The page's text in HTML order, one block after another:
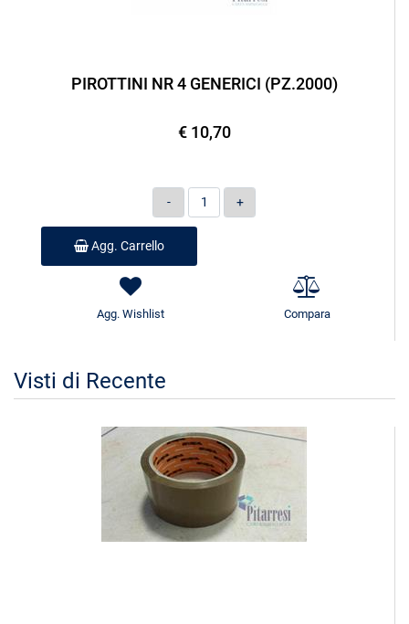
PIROTTINI NR 4 GENERICI (PZ.2000)
€ 10,70
Quantità
Agg. Carrello
Agg. Wishlist Compara
Visti di Recente